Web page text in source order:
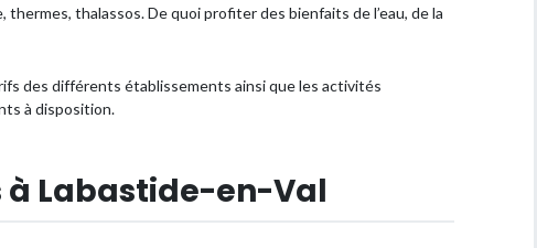
thermes, thalassos. De quoi profiter des bienfaits de l’eau, de la
des différents établissements ainsi que les activités
à disposition.
à Labastide-en-Val